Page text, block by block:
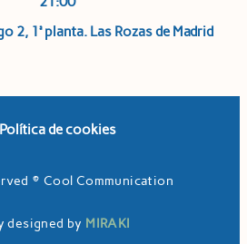
2, 1ª planta. Las Rozas de Madrid
Política de cookies
© Cool Communication
designed by MIRAKI